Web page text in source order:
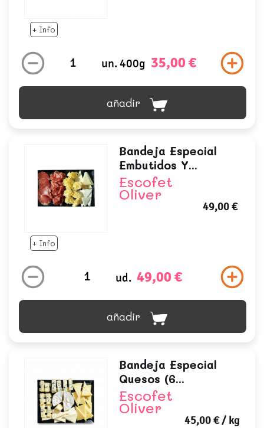
+ Info
un. 400g 35,00 €
añadir
+ Info
Bandeja Especial
Embutidos Y...
Escofet
Oliver
49,00 €
ud. 49,00 €
añadir
Bandeja Especial
Quesos (6...
Escofet
Oliver
45,00 €/ kg